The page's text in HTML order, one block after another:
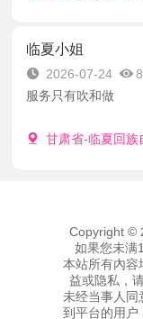
临夏小姐
2026-07-24
服务只有吹和做
甘肃省-临夏回族
Copyright ©
如果您未满
本站所有內容
益或隐私，
未经当事人同
到平台的用户